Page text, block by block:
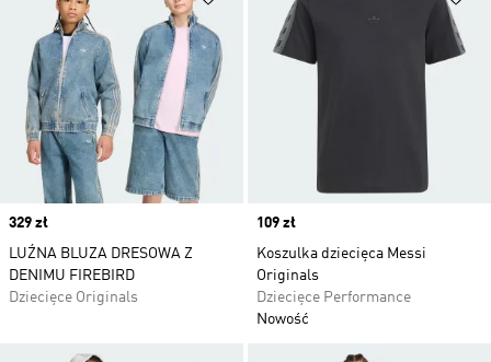
Price
329 zł
LUŹNA BLUZA DRESOWA Z
DENIMU FIREBIRD
Dziecięce Originals
Price
109 zł
Koszulka dziecięca Messi
Originals
Dziecięce Performance
Nowość